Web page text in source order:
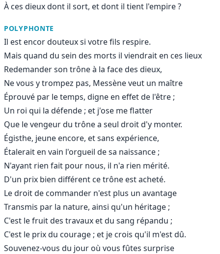
À ces dieux dont il sort, et dont il tient l'empire ?
POLYPHONTE
Il est encor douteux si votre fils respire.
Mais quand du sein des morts il viendrait en ces lieux
Redemander son trône à la face des dieux,
Ne vous y trompez pas, Messène veut un maître
Éprouvé par le temps, digne en effet de l'être ;
Un roi qui la défende ; et j'ose me flatter
Que le vengeur du trône a seul droit d'y monter.
Égisthe, jeune encore, et sans expérience,
Étalerait en vain l'orgueil de sa naissance ;
N'ayant rien fait pour nous, il n'a rien mérité.
D'un prix bien différent ce trône est acheté.
Le droit de commander n'est plus un avantage
Transmis par la nature, ainsi qu'un héritage ;
C'est le fruit des travaux et du sang répandu ;
C'est le prix du courage ; et je crois qu'il m'est dû.
Souvenez-vous du jour où vous fûtes surprise